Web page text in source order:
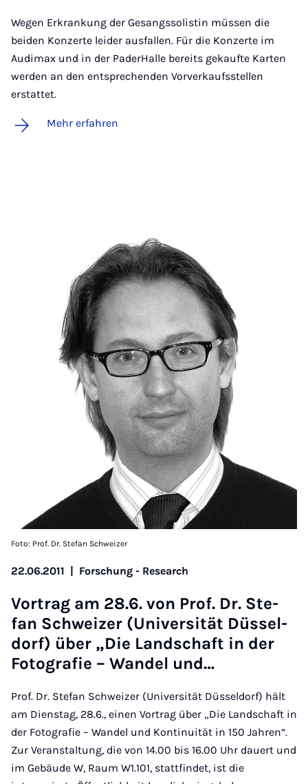
Wegen Erkrankung der Gesangssolistin müssen die
beiden Konzerte leider ausfallen. Für die Konzerte im
Audimax und in der PaderHalle bereits gekaufte Karten
werden an den entsprechenden Vorverkaufsstellen
erstattet.
Mehr erfahren
Foto: Prof. Dr. Stefan Schweizer
22.06.2011 | Forschung - Research
Vor­trag am 28.6. von Prof. Dr. Ste­
fan Schwei­zer (Uni­ver­si­tät Düs­sel­
dorf) über „Die Land­schaft in der
Fo­to­gra­fie – Wan­del und…
Prof. Dr. Stefan Schweizer (Universität Düsseldorf) hält
am Dienstag, 28.6., einen Vortrag über „Die Landschaft in
der Fotografie – Wandel und Kontinuität in 150 Jahren“.
Zur Veranstaltung, die von 14.00 bis 16.00 Uhr dauert und
im Gebäude W, Raum W1.101, stattfindet, ist die